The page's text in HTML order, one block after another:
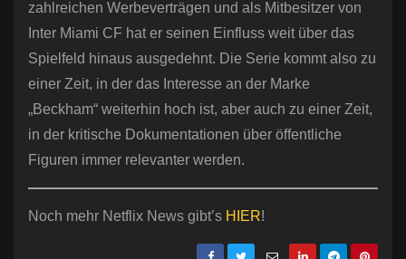
zahlreichen Werbeverträgen und als Mitbesitzer von
Inter Miami CF hat er seinen Einfluss weit über das
Spielfeld hinaus ausgedehnt. Die Serie kommt also zu
einer Zeit, in der das Interesse an der Marke
„Beckham“ weiterhin hoch ist, aber auch zu einer Zeit,
in der kritische Dokumentationen über öffentliche
Figuren immer relevanter werden.
Noch mehr Netflix News gibt’s HIER!